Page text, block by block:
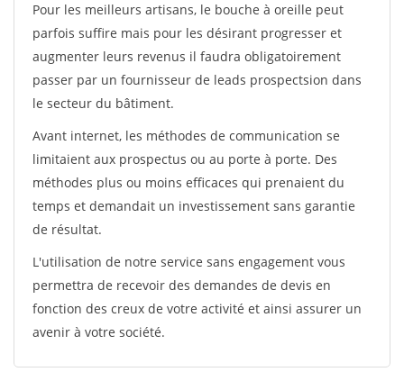
Pour les meilleurs artisans, le bouche à oreille peut
parfois suffire mais pour les désirant progresser et
augmenter leurs revenus il faudra obligatoirement
passer par un fournisseur de leads prospectsion dans
le secteur du bâtiment.
Avant internet, les méthodes de communication se
limitaient aux prospectus ou au porte à porte. Des
méthodes plus ou moins efficaces qui prenaient du
temps et demandait un investissement sans garantie
de résultat.
L'utilisation de notre service sans engagement vous
permettra de recevoir des demandes de devis en
fonction des creux de votre activité et ainsi assurer un
avenir à votre société.